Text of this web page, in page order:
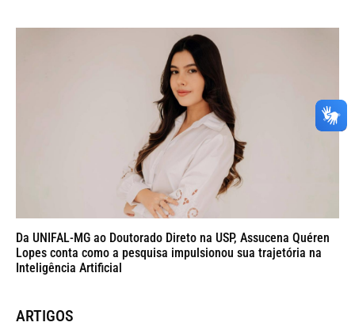
Da UNIFAL-MG ao Doutorado Direto na USP, Assucena Quéren
Lopes conta como a pesquisa impulsionou sua trajetória na
Inteligência Artificial
ARTIGOS